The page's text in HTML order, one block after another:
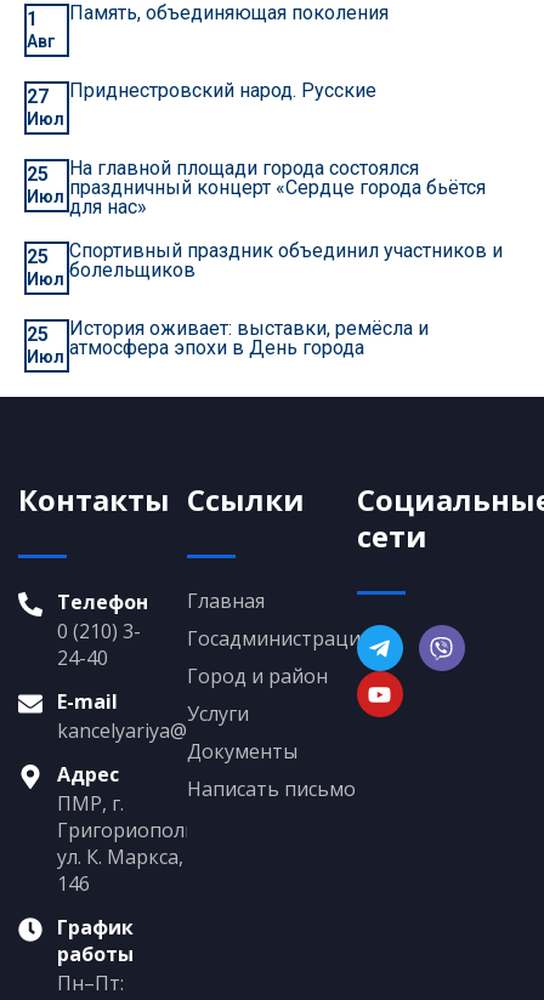
1
Авг
Память, объединяющая поколения
27
Июл
Приднестровский народ. Русские
25
Июл
На главной площади города состоялся
праздничный концерт «Сердце города бьётся
для нас»
25
Июл
Спортивный праздник объединил участников и
болельщиков
25
Июл
История оживает: выставки, ремёсла и
атмосфера эпохи в День города
Контакты
Телефон
0 (210) 3-
24-40
E-mail
kancelyariya@grigoriopol.gospmr.org
Адрес
ПМР, г.
Григориополь,
ул. К. Маркса,
146
График
работы
Пн–Пт:
Ссылки
Главная
Госадминистрация
Город и район
Услуги
Документы
Написать письмо
сети